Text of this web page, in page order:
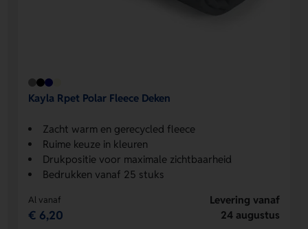
Kayla Rpet Polar Fleece Deken
Zacht warm en gerecycled fleece
Ruime keuze in kleuren
Drukpositie voor maximale zichtbaarheid
Bedrukken vanaf 25 stuks
Al vanaf
€ 6,20
Levering vanaf
24 augustus